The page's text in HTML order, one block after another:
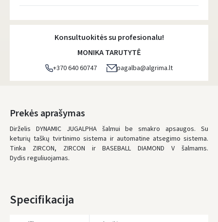
Atsiėmimo taškai- 0.00 €
DPD kurjeris - 5.00 €
DPD paštomatai- 4.00 €
LP Express paštomatai
LP Express kurjeris- 4.00 €
Penktadienį, Rugpjūčio 7 d.
* Pristatymo terminai yra preliminarūs ir gali priklausyti nuo kurjerių
Konsultuokitės su profesionalu!
MONIKA TARUTYTĖ
+370 640 60747 pagalba@algrima.lt
Prekės aprašymas
Dirželis DYNAMIC JUGALPHA šalmui be smakro apsaugos. Su
keturių taškų tvirtinimo sistema ir automatine atsegimo sistema.
Tinka ZIRCON, ZIRCON ir BASEBALL DIAMOND V šalmams.
Dydis reguliuojamas.
Specifikacija